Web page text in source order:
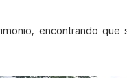
encontrando que